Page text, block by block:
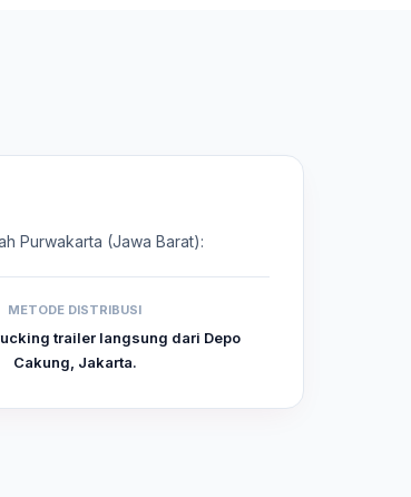
Purwakarta (Jawa Barat):
METODE DISTRIBUSI
trailer langsung dari Depo
Cakung, Jakarta.